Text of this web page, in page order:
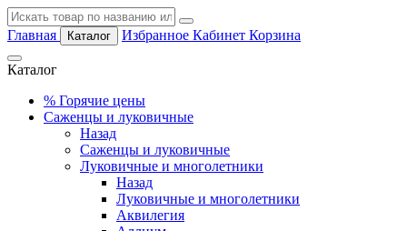
Главная Каталог Избранное Кабинет Корзина
Каталог
% Горячие цены
Саженцы и луковичные
Назад
Саженцы и луковичные
Луковичные и многолетники
Назад
Луковичные и многолетники
Аквилегия